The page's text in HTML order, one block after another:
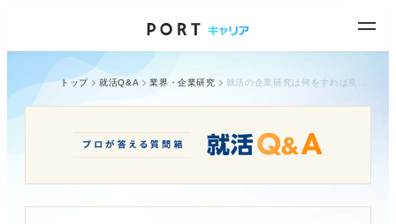
トップ 就活Q&A 業界・企業研究